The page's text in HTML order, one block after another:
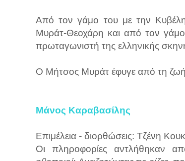
Από τον γάμο του με την
Μυράτ-Θεοχάρη και από τον
πρωταγωνιστή της ελληνικής
Ο Μήτσος Μυράτ έφυγε από τη
Μάνος Καραβασίλης
Επιμέλεια - διορθώσεις: Τζένη
Οι πληροφορίες αντλήθηκαν